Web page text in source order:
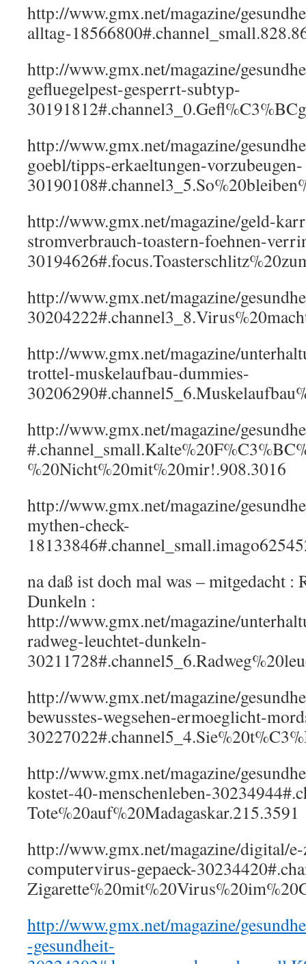
http://www.gmx.net/magazine/
alltag-
http://www.gmx.net/magazine/
gefluegelpest-gesperrt-subtyp-
http://www.gmx.net/magazine/
goebl/tipps-erkaeltungen-vorzubeugen-
http://www.gmx.net/magazine/geld-
stromverbrauch-toastern-foehnen-
http://www.gmx.net/magazine/
http://www.gmx.net/magazine/
trottel-muskelaufbau-dummies-
http://www.gmx.net/magazine/
%20Nicht%20mit%20mir!.908.3016
http://www.gmx.net/magazine/
mythen-check-
na daß ist doch mal was – mitgedacht :
Dunkeln :
http://www.gmx.net/magazine/
radweg-leuchtet-dunkeln-
http://www.gmx.net/magazine/
bewusstes-wegsehen-ermoeglicht-
http://www.gmx.net/magazine/
kostet-40-menschenleben-
Tote%20auf%20Madagaskar.215.3591
http://www.gmx.net/magazine/digital/
computervirus-gepaeck-
http://www.gmx.net/magazine/
-gesundheit-